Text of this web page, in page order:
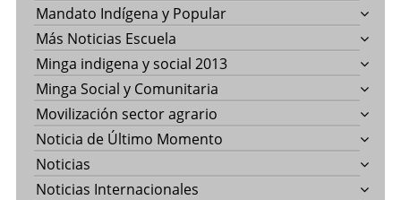
Mandato Indígena y Popular
Más Noticias Escuela
Minga indigena y social 2013
Minga Social y Comunitaria
Movilización sector agrario
Noticia de Último Momento
Noticias
Noticias Internacionales